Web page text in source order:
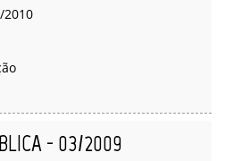
2010
- 03/2009